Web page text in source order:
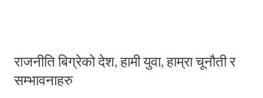
खाँदा सर्बाधिक चिन्ताग्रस्त थिए होलान नै तर सामाजिक सञ्जाल फेसबुक र ट्वीटरका
भित्तामा नेपाली फुटबलप्रेमीहरुले त्यो अकल्पनीय हारबाट विक्षिप्त हुँदै आलोचनात्मक
राजनीति बिग्रेको देश, हामी युवा, हाम्रा चूनौती र
सम्भावनाहरु